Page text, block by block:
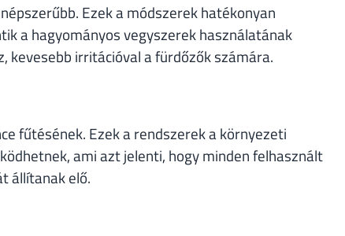
Ezek a módszerek hatékonyan
a hagyományos vegyszerek használatának
kevesebb irritációval a fürdőzők számára.
fűtésének. Ezek a rendszerek a környezeti
ami azt jelenti, hogy minden felhasznált
állítanak elő.